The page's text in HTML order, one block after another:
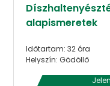
alapismeretek
Időtartam: 32 óra
Helyszín: Gödöllő